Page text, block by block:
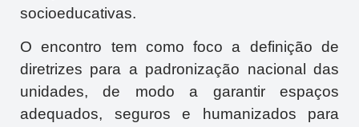
socioeducativas.
O encontro tem como foco a definição de
diretrizes para a padronização nacional das
unidades, de modo a garantir espaços
adequados, seguros e humanizados para